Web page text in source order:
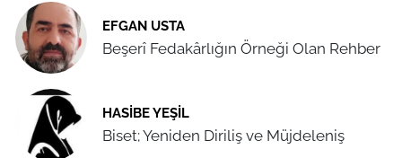
EFGAN USTA
Beşerî Fedakârlığın Örneği Olan Rehber
HASIBE YEŞIL
Biset; Yeniden Diriliş ve Müjdeleniş